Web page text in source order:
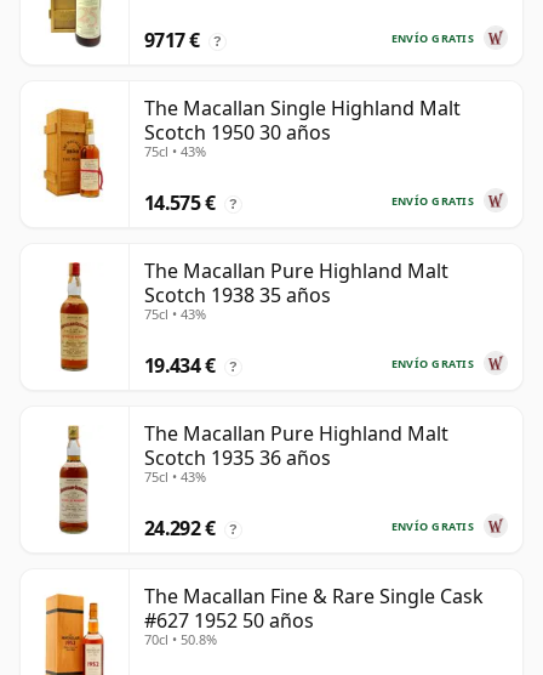
ENVÍO GRATIS
9717 € ?
The Macallan Single Highland Malt
Scotch 1950 30 años
75cl • 43%
ENVÍO GRATIS
14.575 € ?
The Macallan Pure Highland Malt
Scotch 1938 35 años
75cl • 43%
ENVÍO GRATIS
19.434 € ?
The Macallan Pure Highland Malt
Scotch 1935 36 años
75cl • 43%
ENVÍO GRATIS
24.292 € ?
The Macallan Fine & Rare Single Cask
#627 1952 50 años
70cl • 50.8%